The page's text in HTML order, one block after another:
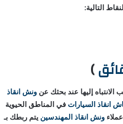
التالية:
)
إليها عند بحثك عن ونش انقاذ
انقاذ السيارات في المناطق الحيوية
ونش انقاذ المهندسين يتم ربطك بـ